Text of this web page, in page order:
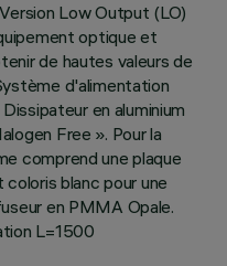
Low Output (LO)
optique et
de hautes valeurs de
d'alimentation
en aluminium
Free ». Pour la
comprend une plaque
coloris blanc pour une
en PMMA Opale.
L=1500